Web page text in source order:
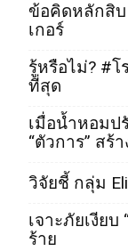
ข้อคิดหลักสิบ
เกอร์
รู้หรือไม่? #
ที่สุด
เมื่อน้ำหอมป
“ตัวการ” สร้
วิจัยชี้ กลุ่ม
เจาะภัยเงีย
ร้าย